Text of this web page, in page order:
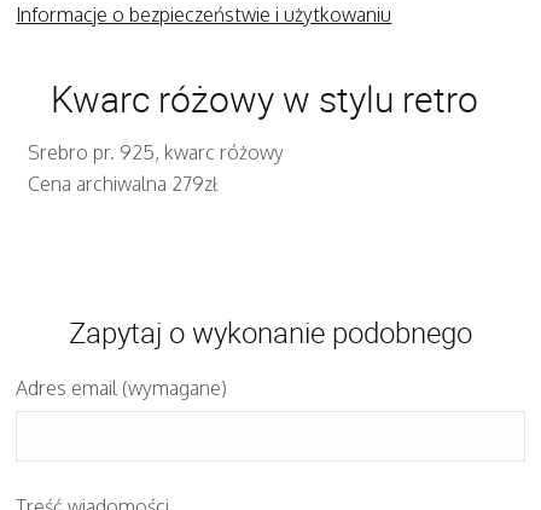
Informacje o bezpieczeństwie i użytkowaniu
Kwarc różowy w stylu retro
Srebro pr. 925, kwarc różowy
Cena archiwalna 279zł
Zapytaj o wykonanie podobnego
Adres email (wymagane)